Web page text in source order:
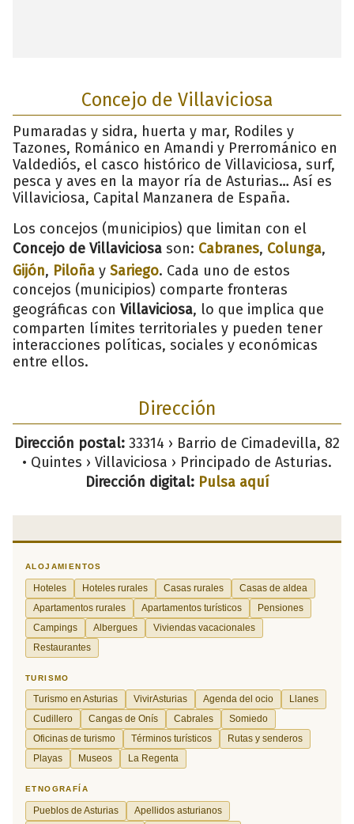
Concejo de Villaviciosa
Pumaradas y sidra, huerta y mar, Rodiles y
Tazones, Románico en Amandi y Prerrománico en
Valdediós, el casco histórico de Villaviciosa, surf,
pesca y aves en la mayor ría de Asturias… Así es
Villaviciosa, Capital Manzanera de España.
Los concejos (municipios) que limitan con el
Concejo de Villaviciosa son: Cabranes, Colunga,
Gijón, Piloña y Sariego. Cada uno de estos
concejos (municipios) comparte fronteras
geográficas con Villaviciosa, lo que implica que
comparten límites territoriales y pueden tener
interacciones políticas, sociales y económicas
entre ellos.
Dirección
Dirección postal: 33314 › Barrio de Cimadevilla, 82
• Quintes › Villaviciosa › Principado de Asturias.
Dirección digital: Pulsa aquí